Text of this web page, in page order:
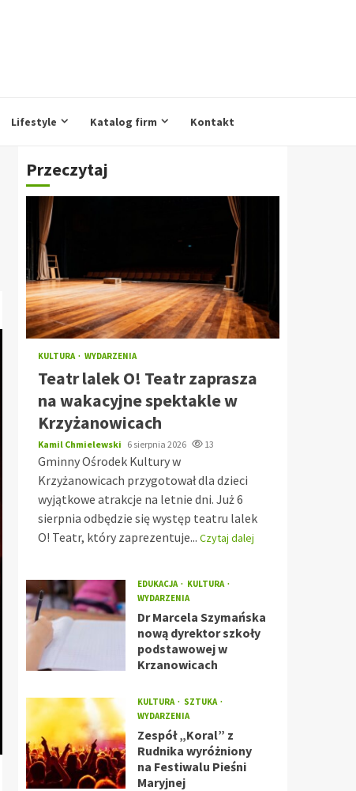
Lifestyle Katalog firm Kontakt
Przeczytaj
KULTURA WYDARZENIA
Teatr lalek O! Teatr zaprasza
na wakacyjne spektakle w
Krzyżanowicach
Kamil Chmielewski 6 sierpnia 2026 13
Gminny Ośrodek Kultury w
Krzyżanowicach przygotował dla dzieci
wyjątkowe atrakcje na letnie dni. Już 6
sierpnia odbędzie się występ teatru lalek
O! Teatr, który zaprezentuje... Czytaj dalej
EDUKACJA
KULTURA
WYDARZENIA
Dr Marcela Szymańska
nową dyrektor szkoły
podstawowej w
Krzanowicach
KULTURA
SZTUKA
WYDARZENIA
Zespół „Koral” z
Rudnika wyróżniony
na Festiwalu Pieśni
Maryjnej